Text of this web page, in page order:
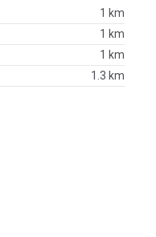
1 km
1 km
1 km
1.3 km